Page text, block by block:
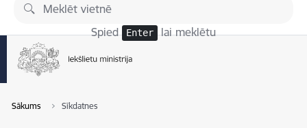
Pāriet uz lapas saturu
Spied Enter lai meklētu
Sākums Sīkdatnes